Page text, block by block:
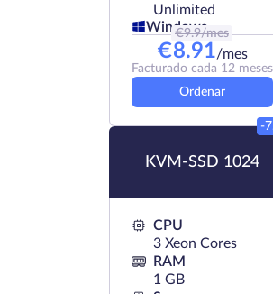
Unlimited
Windows
€9.9/mes
€8.91/mes
Facturado cada 12 meses
Ordenar
KVM-SSD 1024
-
CPU
3 Xeon Cores
RAM
1 GB